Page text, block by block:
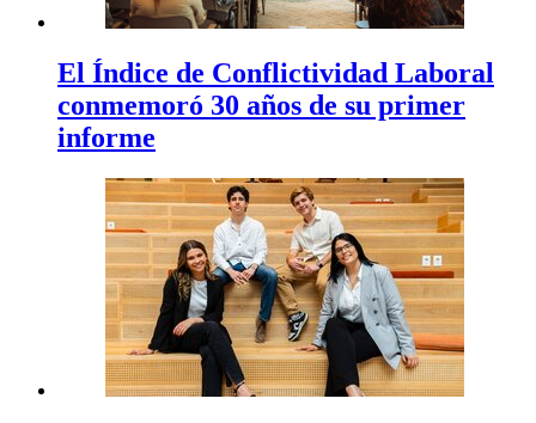
El Índice de Conflictividad Laboral
conmemoró 30 años de su primer
informe